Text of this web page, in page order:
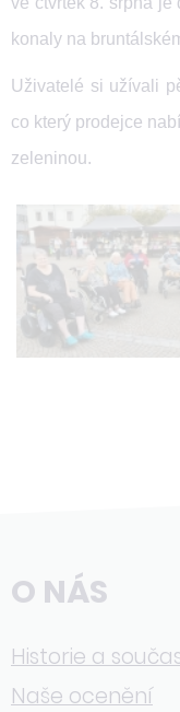
konaly na
Uživatelé si užívali
co který prodejce
zeleninou.
O NÁS
Historie a
Naše ocenění